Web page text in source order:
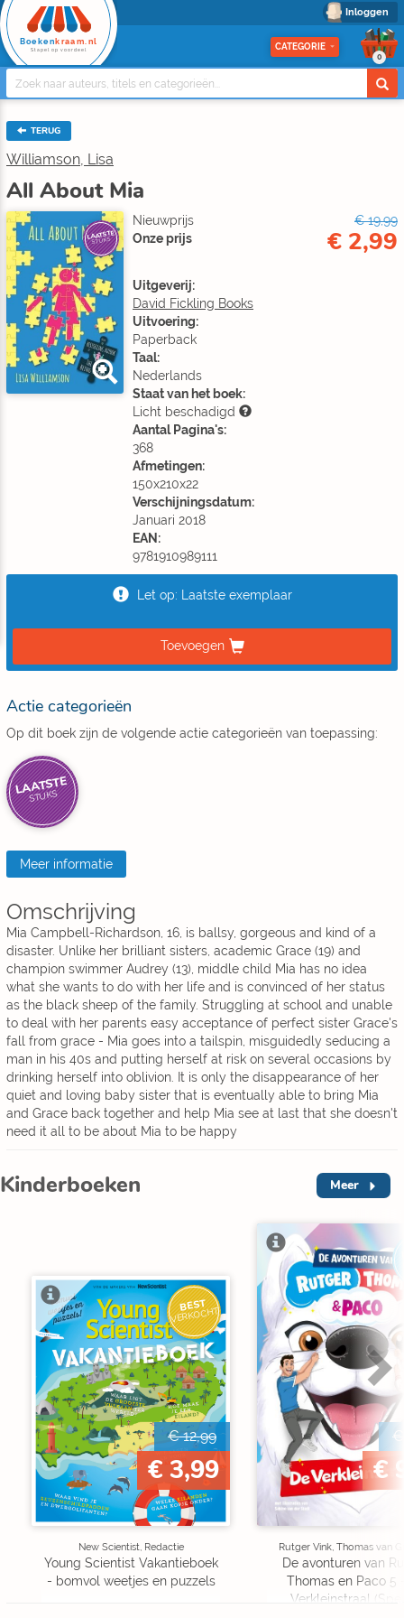
Inloggen
Boeken kraam.nl
Stapel op voordeel CATEGORIE
0
TERUG
Williamson, Lisa
All About Mia
LAATSTE
STUKS
Nieuwprijs
€ 19,99
Onze prijs
€ 2,99
Uitgeverij:
David Fickling Books
Uitvoering:
Paperback
Taal:
Nederlands
Staat van het boek:
Licht beschadigd
Aantal Pagina's:
368
Afmetingen:
150x210x22
Verschijningsdatum:
Januari 2018
EAN:
9781910989111
Let op: Laatste exemplaar
Toevoegen
Actie categorieën
Op dit boek zijn de volgende actie categorieën van toepassing:
LAATSTE
STUKS
Meer informatie
Omschrijving
Mia Campbell-Richardson, 16, is ballsy, gorgeous and kind of a
disaster. Unlike her brilliant sisters, academic Grace (19) and
champion swimmer Audrey (13), middle child Mia has no idea
what she wants to do with her life and is convinced of her status
as the black sheep of the family. Struggling at school and unable
to deal with her parents easy acceptance of perfect sister Grace's
fall from grace - Mia goes into a tailspin, misguidedly seducing a
man in his 40s and putting herself at risk on several occasions by
drinking herself into oblivion. It is only the disappearance of her
quiet and loving baby sister that is eventually able to bring Mia
and Grace back together and help Mia see at last that she doesn't
need it all to be about Mia to be happy
Kinderboeken Meer
BEST
VERKOCHT
€ 12,99
€ 3,99
New Scientist, Redactie
Young Scientist Vakantieboek
- bomvol weetjes en puzzels
€
€
Rutger Vink, Thomas van
De avonturen van
Thomas en Paco 5
Verkleinstraal